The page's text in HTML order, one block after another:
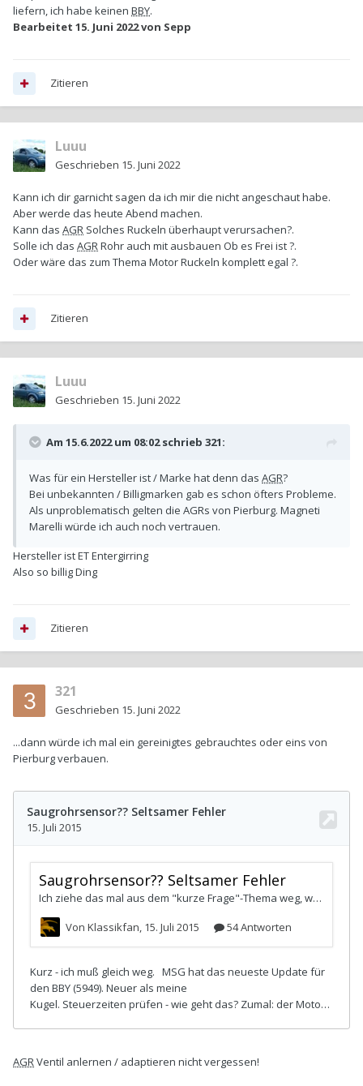
liefern, ich habe keinen BBY.
Bearbeitet 15. Juni 2022von Sepp
Zitieren
Luuu
Geschrieben 15. Juni 2022
Kann ich dir garnicht sagen da ich mir die nicht angeschaut habe.
Aber werde das heute Abend machen.
Kann das AGR Solches Ruckeln überhaupt verursachen?.
Solle ich das AGRRohr auch mit ausbauen Ob es Frei ist ?.
Oder wäre das zum Thema Motor Ruckeln komplett egal ?.
Zitieren
Luuu
Geschrieben 15. Juni 2022
Am 15.6.2022 um 08:02 schrieb 321:
Was für ein Hersteller ist / Marke hat denn das AGR?
Bei unbekannten / Billigmarken gab es schon öfters Probleme.
Als unproblematisch gelten die AGRs von Pierburg. Magneti
Marelli würde ich auch noch vertrauen.
Hersteller ist ET Entergirring
Also so billig Ding
Zitieren
321
Geschrieben 15. Juni 2022
...dann würde ich mal ein gereinigtes gebrauchtes oder eins von
Pierburg verbauen.
AGRVentil anlernen / adaptieren nicht vergessen!